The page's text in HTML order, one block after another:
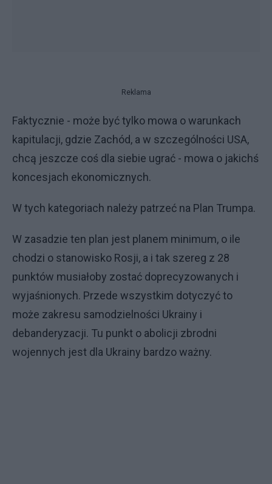
Reklama
Faktycznie - może być tylko mowa o warunkach
kapitulacji, gdzie Zachód, a w szczególności USA,
chcą jeszcze coś dla siebie ugrać - mowa o jakichś
koncesjach ekonomicznych.
W tych kategoriach należy patrzeć na Plan Trumpa.
W zasadzie ten plan jest planem minimum, o ile
chodzi o stanowisko Rosji, a i tak szereg z 28
punktów musiałoby zostać doprecyzowanych i
wyjaśnionych. Przede wszystkim dotyczyć to
może zakresu samodzielności Ukrainy i
debanderyzacji. Tu punkt o abolicji zbrodni
wojennych jest dla Ukrainy bardzo ważny.